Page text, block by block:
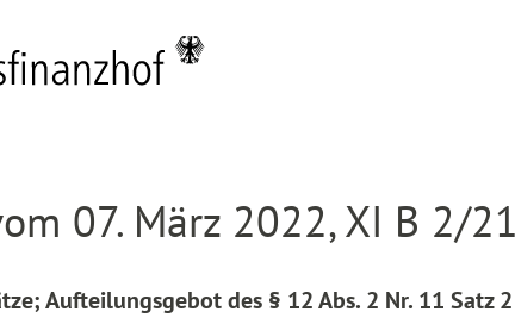
07. März 2022, XI B 2/
Aufteilungsgebot des § 12 Abs. 2 Nr. 11 Satz